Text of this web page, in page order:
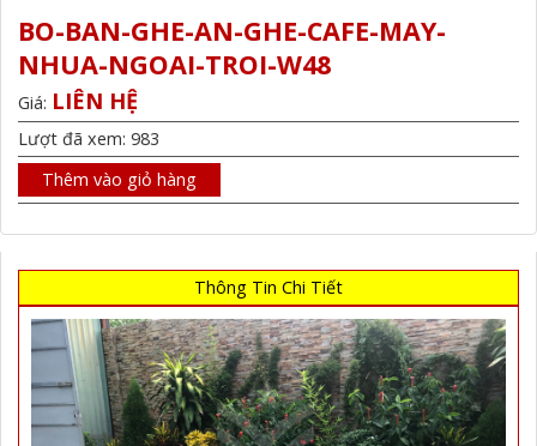
BO-BAN-GHE-AN-GHE-CAFE-MAY-
NHUA-NGOAI-TROI-W48
Giá: LIÊN HỆ
Lượt đã xem: 983
Thêm vào giỏ hàng
Thông Tin Chi Tiết